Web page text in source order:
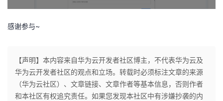
感谢参与~
【声明】本内容来自华为云开发者社区博主，不代表华为云及
华为云开发者社区的观点和立场。转载时必须标注文章的来源
（华为云社区）、文章链接、文章作者等基本信息，否则作者
和本社区有权追究责任。如果您发现本社区中有涉嫌抄袭的内